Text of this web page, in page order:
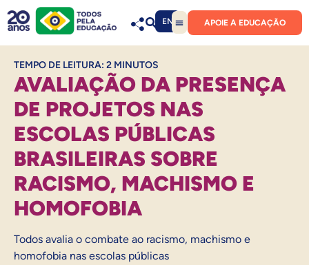
EN APOIE A EDUCAÇÃO
TEMPO DE LEITURA: 2 MINUTOS
AVALIAÇÃO DA PRESENÇA
DE PROJETOS NAS
ESCOLAS PÚBLICAS
BRASILEIRAS SOBRE
RACISMO, MACHISMO E
HOMOFOBIA
Todos avalia o combate ao racismo, machismo e
homofobia nas escolas públicas